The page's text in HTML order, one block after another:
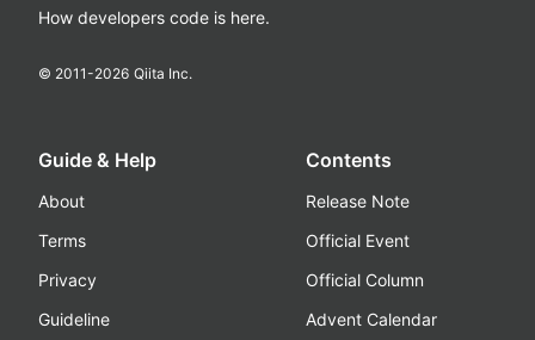
How developers code is here.
© 2011-2026 Qiita Inc.
Guide & Help
About
Terms
Privacy
Guideline
Contents
Release Note
Official Event
Official Column
Advent Calendar